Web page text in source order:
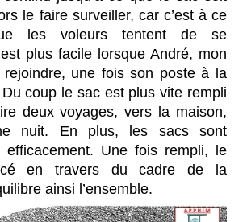
le faire surveiller, car c’est à ce
les voleurs tentent de se
plus facile lorsque André, mon
une fois son poste à la
coup le sac est plus vite rempli
deux voyages, vers la maison,
nuit. En plus, les sacs sont
efficacement. Une fois rempli, le
en travers du cadre de la
ainsi l’ensemble.